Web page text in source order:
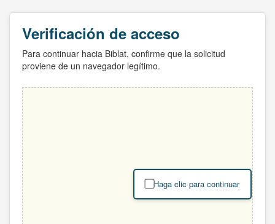
Verificación de acceso
Para continuar hacia Biblat, confirme que la solicitud
proviene de un navegador legítimo.
Haga clic para continuar